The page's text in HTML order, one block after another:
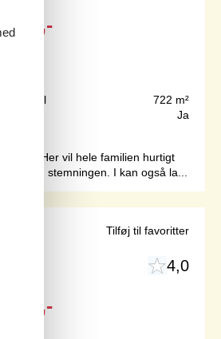
722 m²
Ja
Her vil hele familien hurtigt
og nyd stemningen. I kan også la...
4,0
7.525,-
Tilføj til favoritter